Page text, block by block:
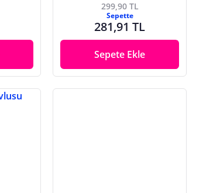
299,90 TL
Sepette
281,91 TL
Sepete Ekle